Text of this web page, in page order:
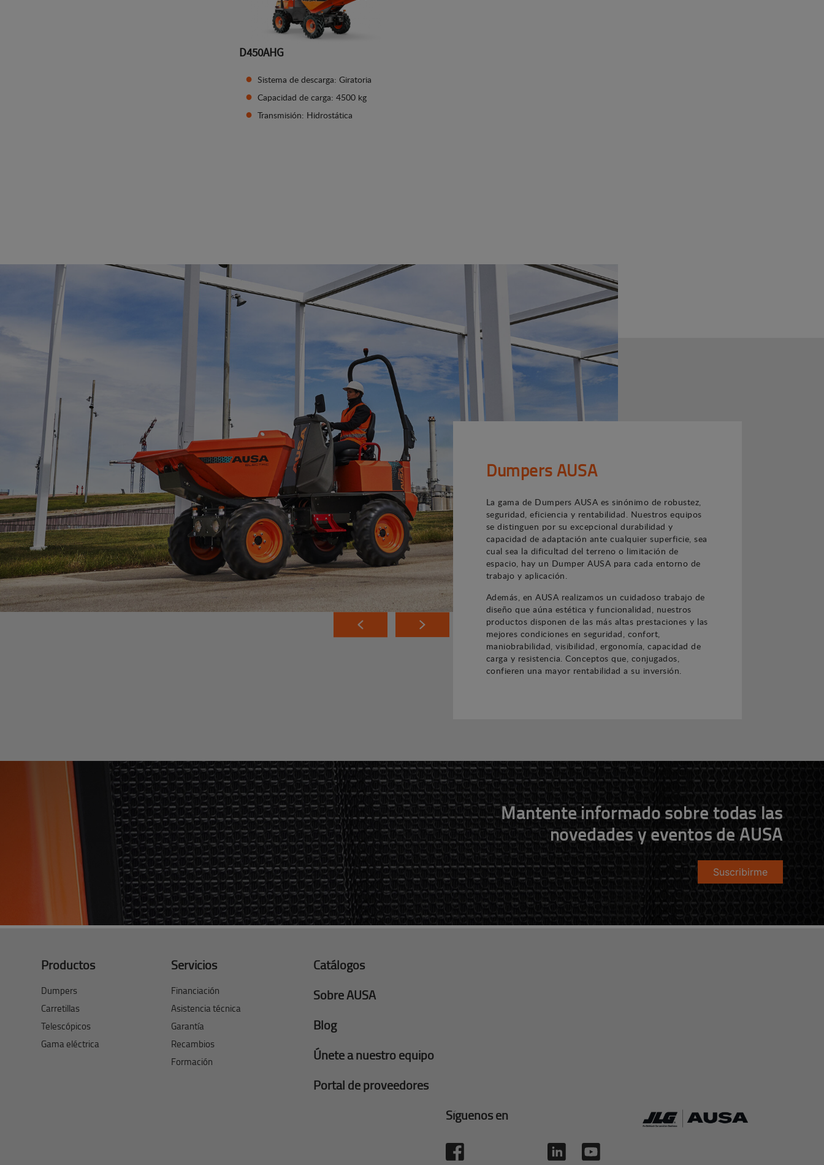
D450AHG
Sistema de descarga: Giratoria
Capacidad de carga: 4500 kg
Transmisión: Hidrostática
Dumpers AUSA
La gama de Dumpers AUSA es sinónimo de robustez,
seguridad, eficiencia y rentabilidad. Nuestros equipos
se distinguen por su excepcional durabilidad y
capacidad de adaptación ante cualquier superficie, sea
cual sea la dificultad del terreno o limitación de
espacio, hay un Dumper AUSA para cada entorno de
trabajo y aplicación.
Además, en AUSA realizamos un cuidadoso trabajo de
diseño que aúna estética y funcionalidad, nuestros
productos disponen de las más altas prestaciones y las
mejores condiciones en seguridad, confort,
maniobrabilidad, visibilidad, ergonomía, capacidad de
carga y resistencia. Conceptos que, conjugados,
confieren una mayor rentabilidad a su inversión.
Mantente informado sobre todas las
novedades y eventos de AUSA
Suscribirme
Productos
Dumpers
Carretillas
Telescópicos
Gama eléctrica
Servicios
Financiación
Asistencia técnica
Garantía
Recambios
Formación
Catálogos
Sobre AUSA
Blog
Únete a nuestro equipo
Portal de proveedores
Síguenos en